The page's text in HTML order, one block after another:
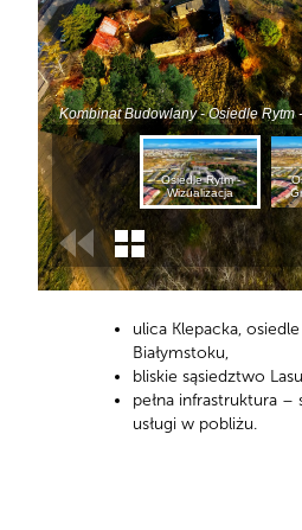
ulica Klepacka,
Białymstoku,
bliskie sąsiedztwo
pełna infrastruktura –
usługi w pobliżu.